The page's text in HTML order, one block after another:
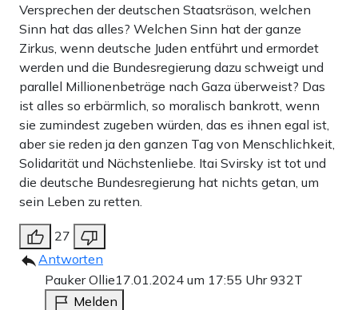
Versprechen der deutschen Staatsräson, welchen
Sinn hat das alles? Welchen Sinn hat der ganze
Zirkus, wenn deutsche Juden entführt und ermordet
werden und die Bundesregierung dazu schweigt und
parallel Millionenbeträge nach Gaza überweist? Das
ist alles so erbärmlich, so moralisch bankrott, wenn
sie zumindest zugeben würden, das es ihnen egal ist,
aber sie reden ja den ganzen Tag von Menschlichkeit,
Solidarität und Nächstenliebe. Itai Svirsky ist tot und
die deutsche Bundesregierung hat nichts getan, um
sein Leben zu retten.
27
Antworten
Pauker Ollie17.01.2024 um 17:55 Uhr932T
Melden